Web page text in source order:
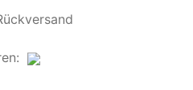
: